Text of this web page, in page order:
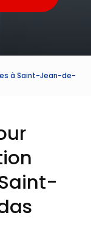
à Saint-Jean-de-